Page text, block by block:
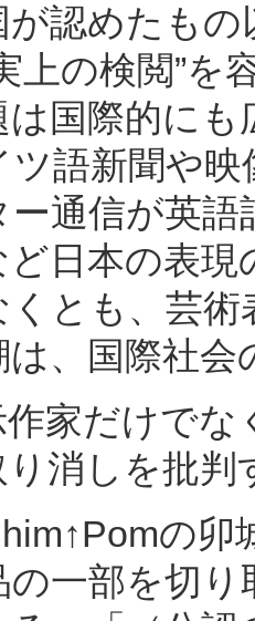
認めたもの
上の検閲”を
は国際的に
ツ語新聞や
ー通信が英
ど日本の表
とも、芸
、国際社
家だけでな
消しを批
の卯
の一部を切